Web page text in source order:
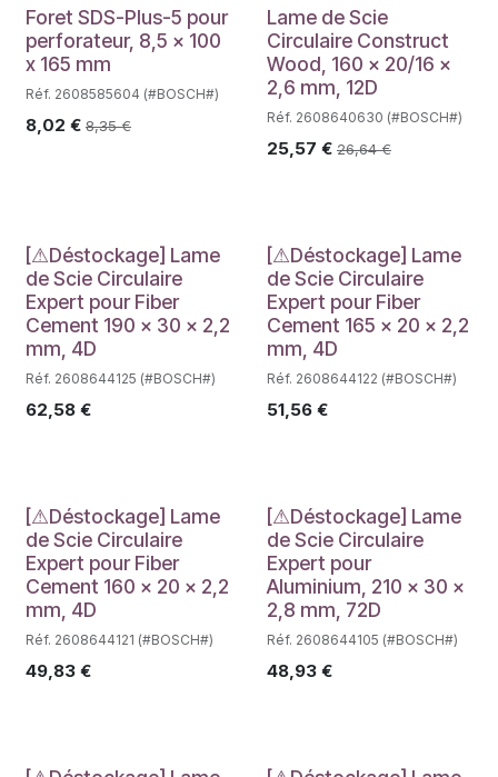
Foret SDS-Plus-5 pour
perforateur, 8,5 x 100
x 165 mm
Réf. 2608585604 (#BOSCH#)
8,02 € 8,35€
Lame de Scie
Circulaire Construct
Wood, 160 x 20/16 x
2,6 mm, 12D
Réf. 2608640630 (#BOSCH#)
25,57 € 26,64€
Déstockage
[⚠Déstockage] Lame
de Scie Circulaire
Expert pour Fiber
Cement 190 x 30 x 2,2
mm, 4D
Réf. 2608644125 (#BOSCH#)
62,58 €
Déstockage
[⚠Déstockage] Lame
de Scie Circulaire
Expert pour Fiber
Cement 165 x 20 x 2,2
mm, 4D
Réf. 2608644122 (#BOSCH#)
51,56€
Déstockage
[⚠Déstockage] Lame
de Scie Circulaire
Expert pour Fiber
Cement 160 x 20 x 2,2
mm, 4D
Réf. 2608644121 (#BOSCH#)
49,83 €
Déstockage
[⚠Déstockage] Lame
de Scie Circulaire
Expert pour
Aluminium, 210 x 30 x
2,8 mm, 72D
Réf. 2608644105 (#BOSCH#)
48,93€